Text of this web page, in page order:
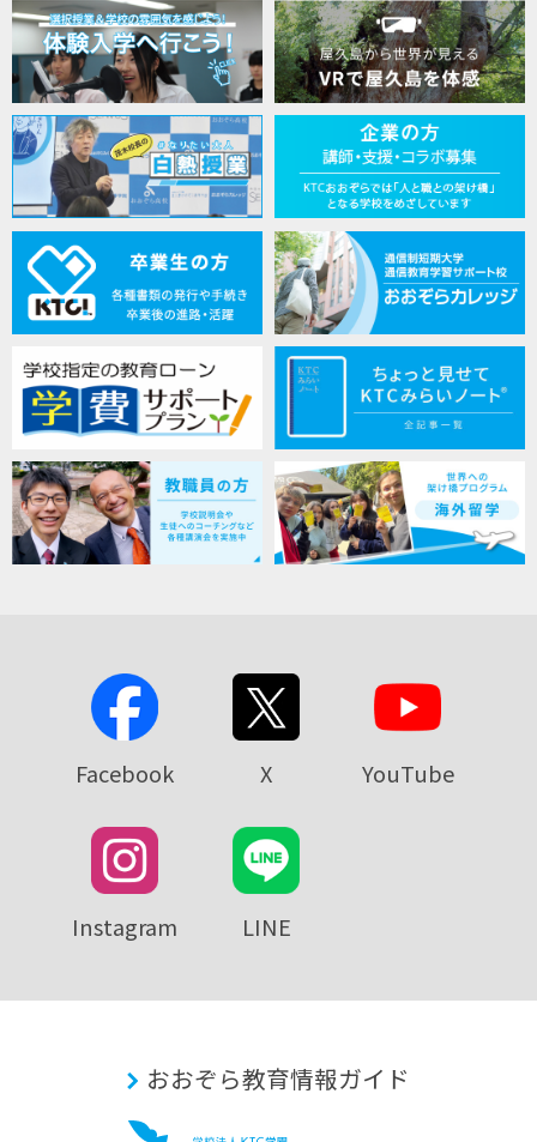
Facebook X YouTube
Instagram LINE
おおぞら教育情報ガイド